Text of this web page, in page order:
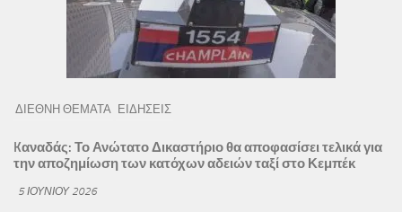
ΔΙΕΘΝΗ ΘΕΜΑΤΑ ΕΙΔΗΣΕΙΣ
Kαναδάς: Το Ανώτατο Δικαστήριο θα αποφασίσει τελικά για
την αποζημίωση των κατόχων αδειών ταξί στο Κεμπέκ
5 ΙΟΥΝΊΟΥ 2026